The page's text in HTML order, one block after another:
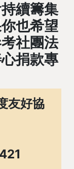
續籌集
也希望
社團法
捐款專
友好協